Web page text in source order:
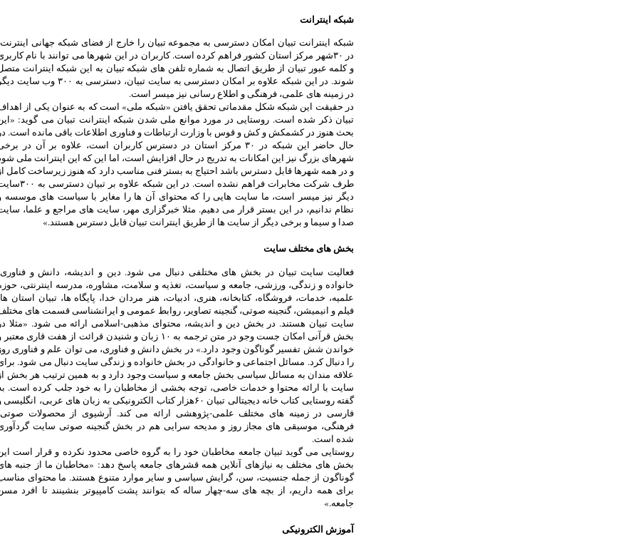
شبکه اینترانت
شبکه اینترانت تبیان امکان دسترسی به مجموعه تبیان را خارج از فضای شبکه جهانی
در ۳۰شهر مرکز استان کشور فراهم کرده است. کاربران در این شهرها می توانند با نام
و کلمه عبور تبیان از طریق اتصال به شماره تلفن های شبکه تبیان به این شبکه اینترانت
شوند. در این شبکه علاوه بر امکان دسترسی به سایت تبیان، دسترسی به ۳۰۰ وب
در زمینه های علمی، فرهنگی و اطلاع رسانی نیز میسر است.
در حقیقت این شبکه شکل مقدماتی تحقق یافتن «شبکه ملی» است که به عنوان یکی از
تبیان ذکر شده است. روستایی در مورد موانع ملی شدن شبکه اینترانت تبیان می گوید:
بحث هنوز در کشمکش و کش و قوس با وزارت ارتباطات و فناوری اطلاعات باقی مانده است.
حال حاضر این شبکه در ۳۰ مرکز استان در دسترس کاربران است، علاوه بر آن در
شهرهای بزرگ نیز این امکانات به تدریج در حال افزایش است، اما این که این اینترانت ملی
و در همه شهرها قابل دسترس باشد احتیاج به بستر فنی مناسب دارد که هنوز زیرساخت کامل
طرف شرکت مخابرات فراهم نشده است. در این شبکه علاوه بر تبیان
دیگر نیز میسر است، ما سایت هایی را که محتوای آن ها را مغایر با سیاست های موسسه
نظام ندانیم، در این بستر قرار می دهیم. مثلا خبرگزاری مهر، سایت های مراجع و علما،
صدا و سیما و برخی دیگر از سایت ها از طریق اینترانت تبیان قابل دسترس هستند.»
بخش های مختلف سایت
فعالیت سایت تبیان در بخش های مختلفی دنبال می شود. دین و اندیشه، دانش و
خانواده و زندگی، ورزشی، جامعه و سیاست، تغذیه و سلامت، مشاوره، مدرسه اینترنتی،
علمیه، خدمات، فروشگاه، کتابخانه، هنری، ادبیات، هنر مردان خدا، پایگاه ها، تبیان استان
فیلم و انیمیشن، گنجینه صوتی، گنجینه تصاویر، روابط عمومی و ایرانشناسی قسمت های
سایت تبیان هستند. در بخش دین و اندیشه، محتوای مذهبی-اسلامی ارائه می شود. «مثلا
بخش قرآنی امکان جست وجو در متن ترجمه به ۱۰ زبان و شنیدن قرائت از هفت قاری
خواندن شش تفسیر گوناگون وجود دارد.» در بخش دانش و فناوری، می توان علم و فناوری
را دنبال کرد. مسائل اجتماعی و خانوادگی در بخش خانواده و زندگی سایت دنبال می شود.
علاقه مندان به مسائل سیاسی بخش جامعه و سیاست وجود دارد و به همین ترتیب هر بخش
سایت با ارائه محتوا و خدمات خاصی، توجه بخشی از مخاطبان را به خود جلب کرده است.
گفته روستایی کتاب خانه دیجیتالی تبیان ۶۰هزار کتاب الکترونیکی به زبان های عربی،
فارسی در زمینه های مختلف علمی-پژوهشی ارائه می کند. آرشیوی از محصولات
فرهنگی، موسیقی های مجاز روز و مدیحه سرایی هم در بخش گنجینه صوتی سایت
شده است.
روستایی می گوید تبیان جامعه مخاطبان خود را به گروه خاصی محدود نکرده و قرار است
بخش های مختلف به نیازهای آنلاین همه قشرهای جامعه پاسخ دهد: «مخاطبان ما از جنبه
گوناگون از جمله جنسیت، سن، گرایش سیاسی و سایر موارد متنوع هستند. ما محتوای
برای همه داریم، از بچه های سه-چهار ساله که بتوانند پشت کامپیوتر بنشینند تا افرد
جامعه.»
آموزش الکترونیکی